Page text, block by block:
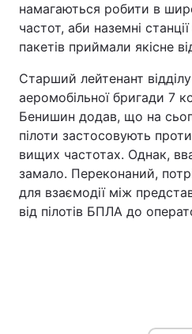
намагаються робити в
частот, аби наземні
пакетів приймали якісне
Старший лейтенант
аеромобільної бригади 7
Бенишин додав, що на
пілоти застосовують
вищих частотах. Однак,
замало. Переконаний,
для взаємодії між
від пілотів БПЛА до